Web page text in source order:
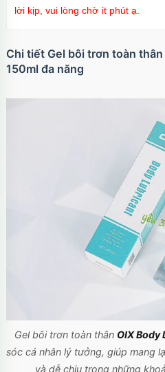
lời kịp, vui lòng chờ ít phút ạ.
Chi tiết Gel bôi trơn toàn
150ml đa năng
Gel bôi trơn toàn thân OIX
sóc cá nhân lý tưởng, giúp mang
và dễ chịu trong những